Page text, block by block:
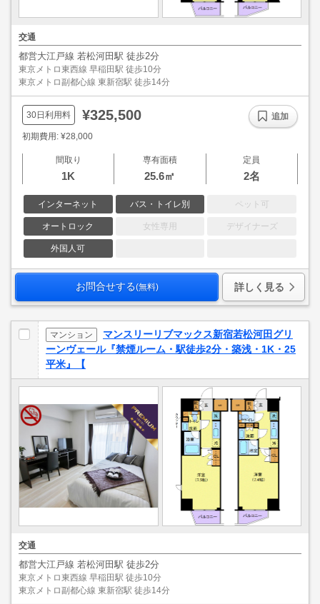
交通
都営大江戸線 若松河田駅 徒歩2分
東京メトロ東西線 早稲田駅 徒歩10分
東京メトロ副都心線 東新宿駅 徒歩14分
30日利用料 ¥325,500
初期費用: ¥28,000
間取り
1K
専有面積
25.6㎡
定員
2名
インターネット バス・トイレ別 ペット可
オートロック 女性専用 デザイナーズ
外国人可
追加
お問合せする(無料) 詳しく見る
マンション
マンスリーリブマックス新宿若松河田グリ
ーンヴェール『禁煙ルーム・駅徒歩2分・築浅・1K・25
平米』【
交通
都営大江戸線 若松河田駅 徒歩2分
東京メトロ東西線 早稲田駅 徒歩10分
東京メトロ副都心線 東新宿駅 徒歩14分